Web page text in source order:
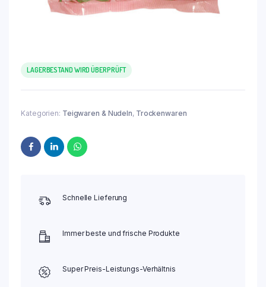
LAGERBESTAND WIRD ÜBERPRÜFT
Kategorien: Teigwaren & Nudeln, Trockenwaren
Schnelle Lieferung
Immer beste und frische Produkte
Super Preis-Leistungs-Verhältnis